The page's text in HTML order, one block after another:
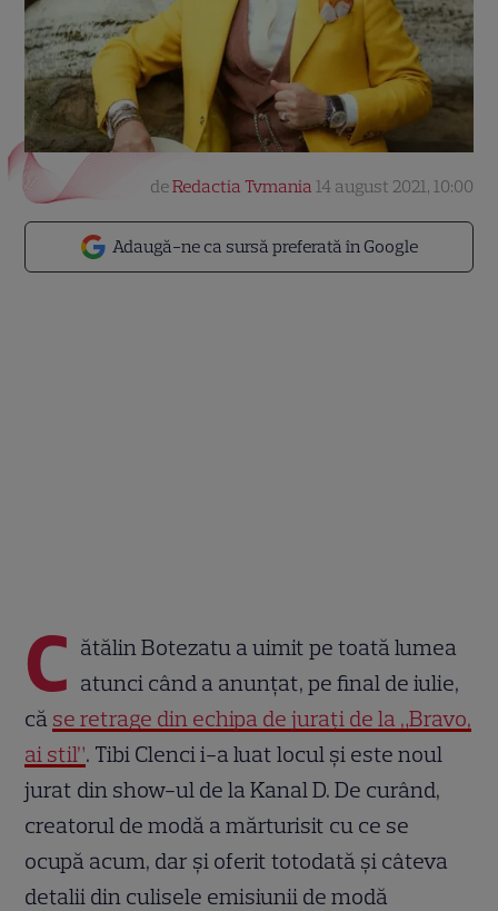
Adaugă-ne ca sursă preferată în Google
deRedactia Tvmania 14 august 2021, 10:00
C ătălin Botezatu a uimit pe toată lumea
atunci când a anunțat, pe final de iulie,
că se retrage din echipa de jurați de la „Bravo,
ai stil”. Tibi Clenci i-a luat locul și este noul
jurat din show-ul de la Kanal D. De curând,
creatorul de modă a mărturisit cu ce se
ocupă acum, dar și oferit totodată și câteva
detalii din culisele emisiunii de modă